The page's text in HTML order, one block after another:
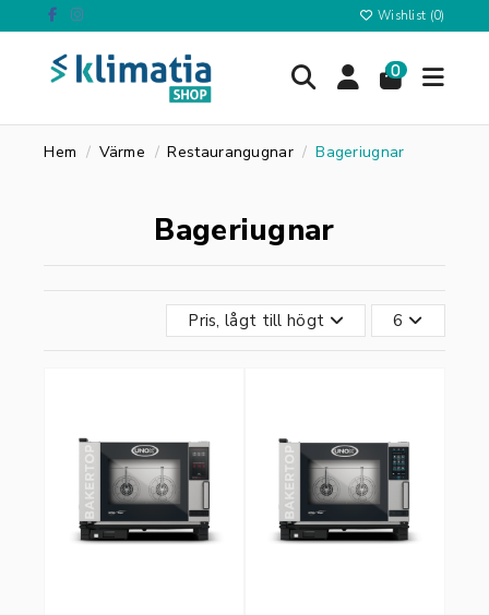
Wishlist (0)
0
Hem Värme Restaurangugnar Bageriugnar
Bageriugnar
Pris, lågt till högt 6